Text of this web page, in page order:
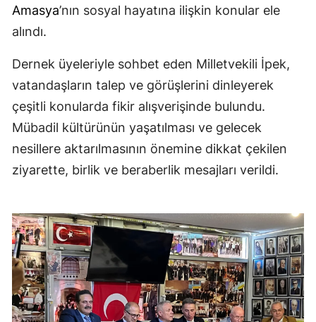
Amasya’nın sosyal hayatına ilişkin konular ele
alındı.
Dernek üyeleriyle sohbet eden Milletvekili İpek,
vatandaşların talep ve görüşlerini dinleyerek
çeşitli konularda fikir alışverişinde bulundu.
Mübadil kültürünün yaşatılması ve gelecek
nesillere aktarılmasının önemine dikkat çekilen
ziyarette, birlik ve beraberlik mesajları verildi.